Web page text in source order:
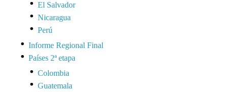
El Salvador
Nicaragua
Perú
Informe Regional Final
Países 2ª etapa
Colombia
Guatemala